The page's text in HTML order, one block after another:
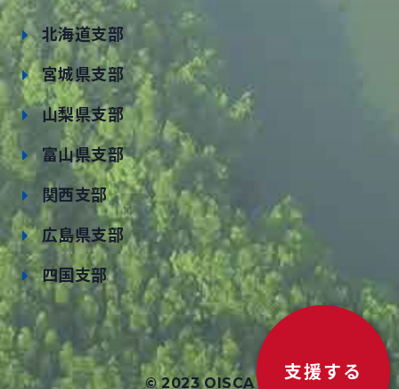
支援する
北海道支部
宮城県支部
山梨県支部
富山県支部
関西支部
広島県支部
四国支部
© 2023 OISCA